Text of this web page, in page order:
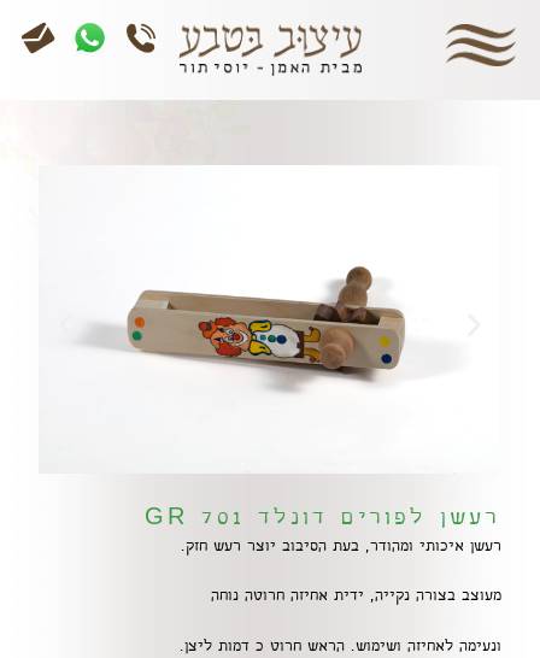
רעשן לפורים דונלד 701 GR
רעשן איכותי ומהודר, בעת הסיבוב יוצר רעש חזק.
מעוצב בצורה נקייה, ידית אחיזה חרוטה נוחה
ונעימה לאחיזה ושימוש. הראש חרוט כ דמות ליצן.